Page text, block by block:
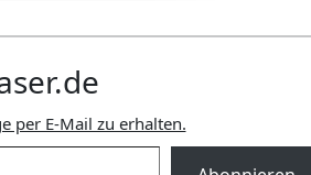
per E-Mail zu erhalten.